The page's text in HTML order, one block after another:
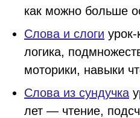
как можно больше
Слова и слоги
логика,
моторики, навыки
Слова из сундучка
лет — чтение,